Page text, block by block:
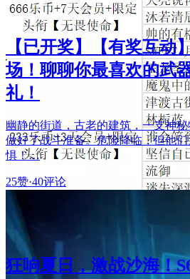
【已开奖】【有奖互动
场！聊聊你最喜欢的武
礼！
幽静的街道，古老的建筑，一支神
做好了战斗准备。危险降临，但他
惧！…
25赞·40评论
狂响夏日，激战沙海！